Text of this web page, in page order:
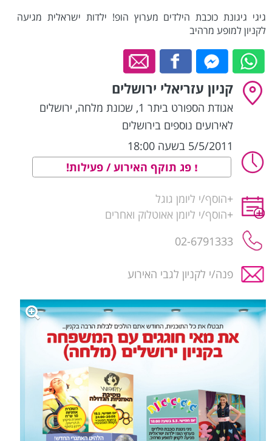
גיגי גיגונת כוכבת הילדים מערוץ הופ! ילדות ישראלית מגיעה
לקניון למופע מרהיב
קניון עזריאלי ירושלים
אגודת הספורט ביתר 1, שכונת מלחה , ירושלים
לאירועים נוספים בירושלים
5/5/2011 בשעה 18:00
פג תוקף האירוע / פעילות!
+הוסף/י ליומן גוגל
+הוסף/י ליומן אאוטלוק ואחרים
02-6791333
פנה/י לקניון לגבי האירוע